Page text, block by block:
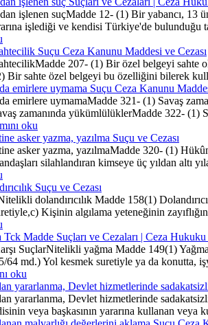
işlenen suçMadde 12- (1) Bir yabancı, 13
işlediği ve kendisi Türkiye'de bulunduğu
Suçu Ceza Kanunu Maddesi ve Cezası
207- (1) Bir özel belgeyi sahte
Bir sahte özel belgeyi bu özelliğini bilerek
emirlere uymama Suçu Ceza Kanunu
emirlere uymamaMadde 321- (1) Savaş
zamanında yükümlülüklerMadde 322-
oku
asker yazma, yazılma Suçu ve Cezası
asker yazma, yazılmaMadde 320- (1)
silahlandıran kimseye üç yıldan altı
Suçu ve Cezası
dolandırıcılık Madde 158(1)
Kişinin algılama yeteneğinin
Madde Suçları ve Cezaları | Ceza Hukuku
SuçlarNitelikli yağma Madde 149(1)
64 md.) Yol kesmek suretiyle ya da konutta,
oku
yararlanma, Devlet hizmetlerinde
yararlanma, Devlet hizmetlerinde
veya başkasının yararına kullanan veya